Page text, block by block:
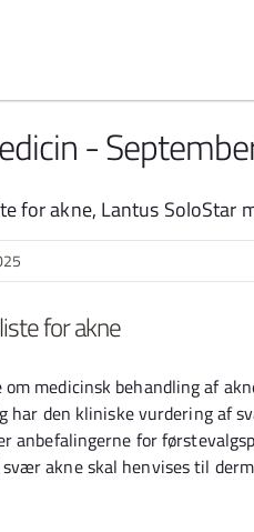
-
for akne, Lantus SoloStar
for akne
om medicinsk behandling af
har den kliniske vurdering af
anbefalingerne for
svær akne skal henvises til